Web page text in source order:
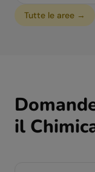
Tutte le aree →
il